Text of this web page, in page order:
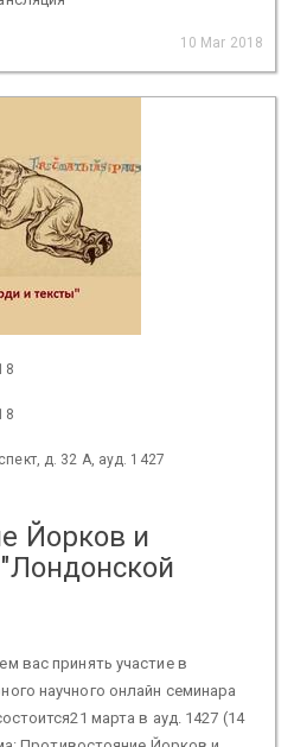
10 Mar 2018
д. 32 А, ауд. 1427
Йорков и
вас принять участие в
научного онлайн семинара
марта в ауд. 1427 (14